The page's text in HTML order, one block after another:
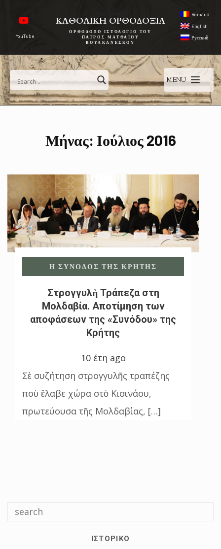
YouTube
ΚΑΘΟΛΙΚΗ ΟΡΘΟΔΟΞΙΑ
ΟΡΘΌΔΟΞΟ ΙΣΤΟΛΌΓΙΟ ΤΟΥ
ΠΑΤΡΌΣ ΜΑΤΘΑΊΟΥ
ΒΟΥΛΚΑΝΈΣΚΟΥ
Română
English
Русский
MENU
Μήνας: Ιούλιος 2016
Η ΣΎΝΟΔΟΣ ΤΗΣ ΚΡΉΤΗΣ
Στρογγυλὴ Τράπεζα στη
Μολδαβία. Αποτίμηση των
αποφάσεων της «Συνόδου» της
Κρήτης
10 έτη ago
Σὲ συζήτηση στρογγυλῆς τραπέζης
ποὺ ἔλαβε χώρα στὸ Κισινάου,
πρωτεύουσα τῆς Μολδαβίας, […]
ΙΣΤΟΡΙΚΌ